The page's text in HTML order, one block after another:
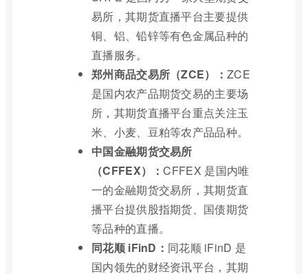
易所，其期货直播平台主要提供
铜、铝、铅锌等有色金属品种的
直播服务。
郑州商品交易所（ZCE）： ZCE
是国内农产品期货交易的主要场
所，其期货直播平台重点关注玉
米、小麦、豆粕等农产品品种。
中国金融期货交易所
（CFFEX）：CFFEX 是国内唯
一的金融期货交易所，其期货直
播平台提供股指期货、国债期货
等品种的直播。
同花顺 iFinD： 同花顺 iFinD 是
国内领先的财经资讯平台，其期